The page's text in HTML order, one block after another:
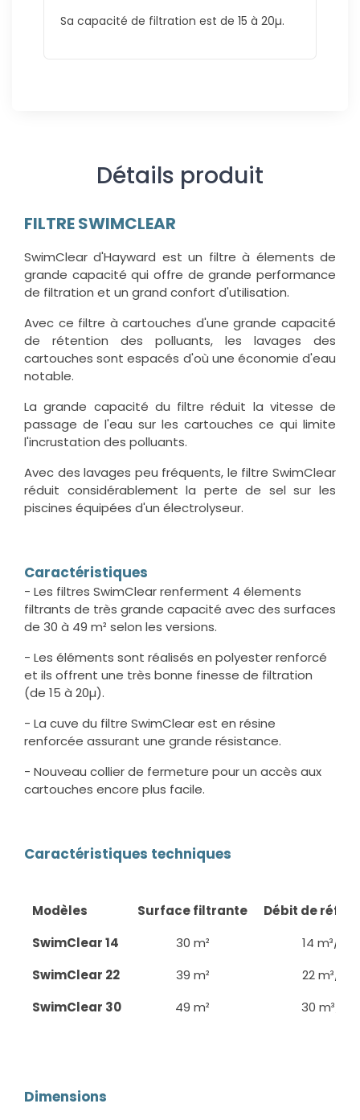
Sa capacité de filtration est de 15 à 20µ.
Détails produit
FILTRE SWIMCLEAR
SwimClear d'Hayward est un filtre à élements de
grande capacité qui offre de grande performance
de filtration et un grand confort d'utilisation.
Avec ce filtre à cartouches d'une grande capacité
de rétention des polluants, les lavages des
cartouches sont espacés d'où une économie d'eau
notable.
La grande capacité du filtre réduit la vitesse de
passage de l'eau sur les cartouches ce qui limite
l'incrustation des polluants.
Avec des lavages peu fréquents, le filtre SwimClear
réduit considérablement la perte de sel sur les
piscines équipées d'un électrolyseur.
Caractéristiques
- Les filtres SwimClear renferment 4 élements
filtrants de très grande capacité avec des surfaces
de 30 à 49 m² selon les versions.
- Les éléments sont réalisés en polyester renforcé
et ils offrent une très bonne finesse de filtration
(de 15 à 20µ).
- La cuve du filtre SwimClear est en résine
renforcée assurant une grande résistance.
- Nouveau collier de fermeture pour un accès aux
cartouches encore plus facile.
Caractéristiques techniques
Modèles Surface filtrante
Débit de
SwimClear 14
30 m²
14 m³/h
SwimClear 22
39 m²
22 m³/h
SwimClear 30
49 m² 30 m³/h
Dimensions